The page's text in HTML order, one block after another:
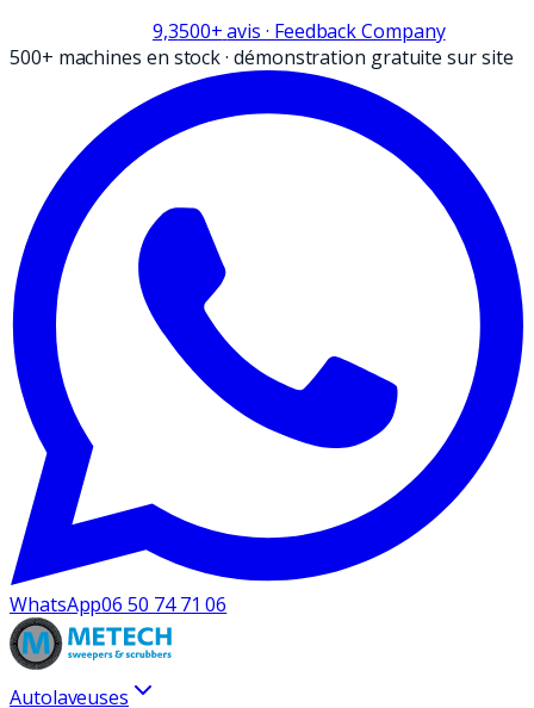
9,3500+avis · Feedback Company
500+ machines en stock·démonstration gratuite sur site
WhatsApp06 50 74 71 06
Autolaveuses